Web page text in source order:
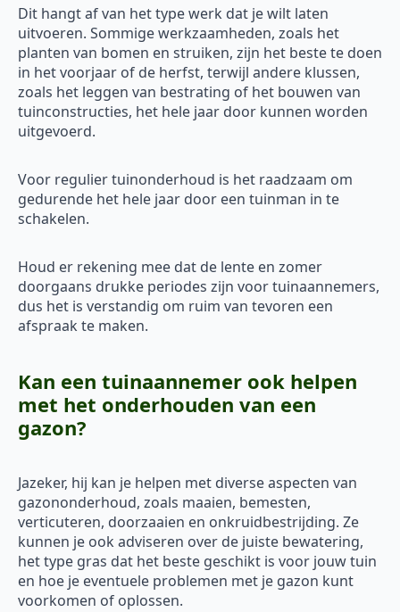
Dit hangt af van het type werk dat je wilt laten
uitvoeren. Sommige werkzaamheden, zoals het
planten van bomen en struiken, zijn het beste te doen
in het voorjaar of de herfst, terwijl andere klussen,
zoals het leggen van bestrating of het bouwen van
tuinconstructies, het hele jaar door kunnen worden
uitgevoerd.
Voor regulier tuinonderhoud is het raadzaam om
gedurende het hele jaar door een tuinman in te
schakelen.
Houd er rekening mee dat de lente en zomer
doorgaans drukke periodes zijn voor tuinaannemers,
dus het is verstandig om ruim van tevoren een
afspraak te maken.
Kan een tuinaannemer ook helpen
met het onderhouden van een
gazon?
Jazeker, hij kan je helpen met diverse aspecten van
gazononderhoud, zoals maaien, bemesten,
verticuteren, doorzaaien en onkruidbestrijding. Ze
kunnen je ook adviseren over de juiste bewatering,
het type gras dat het beste geschikt is voor jouw tuin
en hoe je eventuele problemen met je gazon kunt
voorkomen of oplossen.